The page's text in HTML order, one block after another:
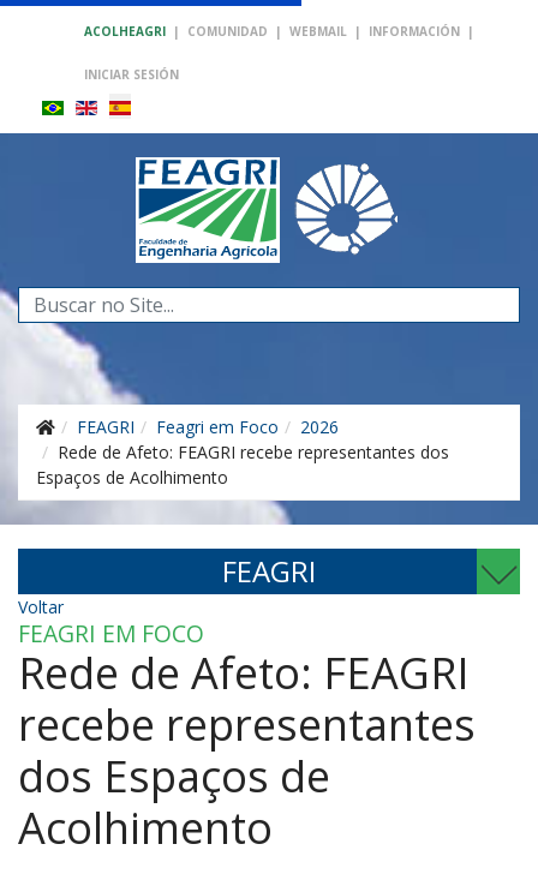
ACOLHEAGRI | COMUNIDAD | WEBMAIL | INFORMACIÓN |
INICIAR SESIÓN
Buscar...
FEAGRI Feagri em Foco
2026
Rede de Afeto: FEAGRI recebe representantes dos
Espaços de Acolhimento
FEAGRI
Voltar
FEAGRI EM FOCO
Rede de Afeto: FEAGRI
recebe representantes
dos Espaços de
Acolhimento